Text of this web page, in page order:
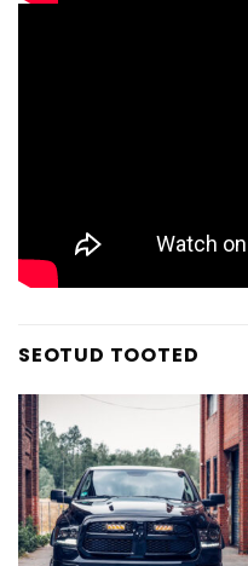
SEOTUD TOOTED